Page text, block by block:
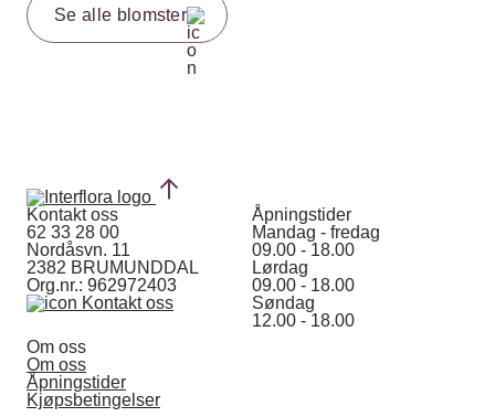
Se alle blomster
Kontakt oss
62 33 28 00
Nordåsvn. 11
2382 BRUMUNDDAL
Org.nr.: 962972403
Kontakt oss
Åpningstider
Mandag - fredag
09.00 - 18.00
Lørdag
09.00 - 18.00
Søndag
12.00 - 18.00
Om oss
Om oss
Åpningstider
Kjøpsbetingelser